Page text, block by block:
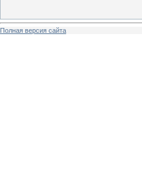
Полная версия сайта